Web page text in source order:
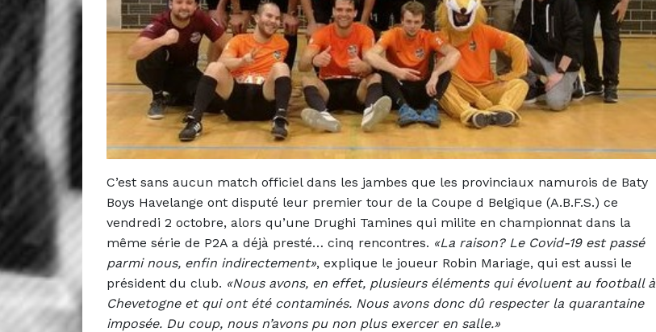
C’est sans aucun match officiel dans les jambes que les provinciaux namurois de Baty
Boys Havelange ont disputé leur premier tour de la Coupe d Belgique (A.B.F.S.) ce
vendredi 2 octobre, alors qu’une Drughi Tamines qui milite en championnat dans la
même série de P2A a déjà presté… cinq rencontres. «La raison? Le Covid-19 est passé
parmi nous, enfin indirectement», explique le joueur Robin Mariage, qui est aussi le
président du club. «Nous avons, en effet, plusieurs éléments qui évoluent au football à
Chevetogne et qui ont été contaminés. Nous avons donc dû respecter la quarantaine
imposée. Du coup, nous n’avons pu non plus exercer en salle.»